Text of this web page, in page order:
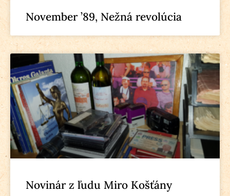
November ’89, Nežná revolúcia
Novinár z ľudu Miro Košťány